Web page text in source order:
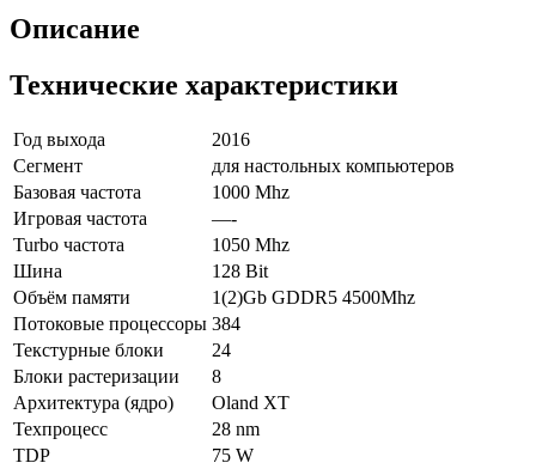
Описание
Технические характеристики
Год выхода
2016
Сегмент
для настольных компьютеров
Базовая частота
1000 Mhz
Игровая частота
—-
Turbo частота
1050 Mhz
Шина
128 Bit
Объём памяти
1(2)Gb GDDR5 4500Mhz
Потоковые процессоры 384
Текстурные блоки
24
Блоки растеризации
8
Архитектура (ядро)
Oland XT
Техпроцесс
28 nm
TDP
75 W